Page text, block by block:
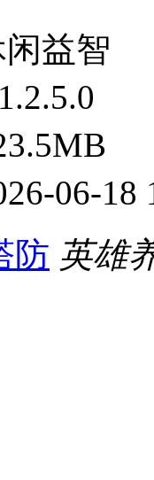
益智
06-18
防 英雄